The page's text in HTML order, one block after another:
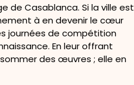
de Casablanca. Si la ville est
à en devenir le cœur
journées de compétition
En leur offrant
des œuvres ; elle en